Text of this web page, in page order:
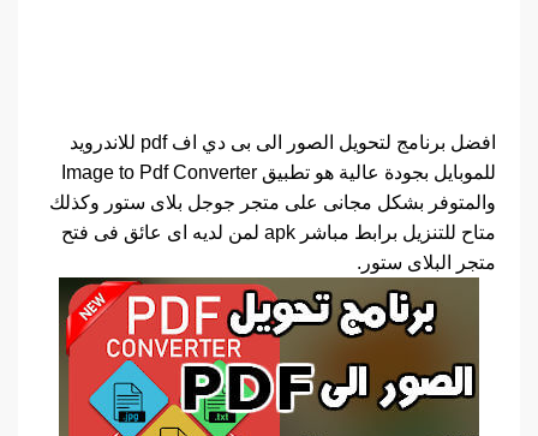
افضل برنامج لتحويل الصور الى بى دي اف pdf للاندرويد
للموبايل بجودة عالية هو تطبيق Image to Pdf Converter
والمتوفر بشكل مجانى على متجر جوجل بلاى ستور وكذلك
متاح للتنزيل برابط مباشر apk لمن لديه اى عائق فى فتح
متجر البلاى ستور.‏